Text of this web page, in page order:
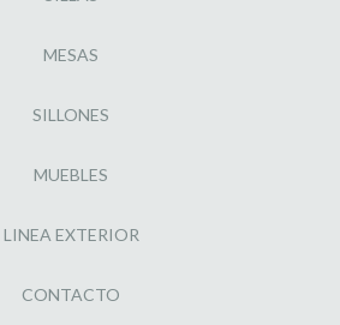
MESAS
SILLONES
MUEBLES
LINEA EXTERIOR
CONTACTO